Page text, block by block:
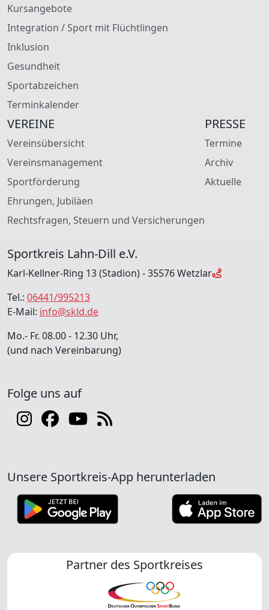
Kursangebote
Integration / Sport mit Flüchtlingen
Inklusion
Gesundheit
Sportabzeichen
Terminkalender
VEREINE
Vereinsübersicht
Vereinsmanagement
Sportförderung
Ehrungen, Jubiläen
Rechtsfragen, Steuern und Versicherungen
PRESSE
Termine
Archiv
Aktuelle
Sportkreis Lahn-Dill e.V.
Karl-Kellner-Ring 13 (Stadion) - 35576 Wetzlar
Tel.: 06441/995213
E-Mail: info@skld.de
Mo.- Fr. 08.00 - 12.30 Uhr,
(und nach Vereinbarung)
Folge uns auf
Unsere Sportkreis-App herunterladen
Partner des Sportkreises